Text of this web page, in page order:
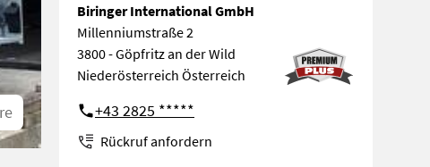
Biringer International GmbH
Millenniumstraße 2
3800 - Göpfritz an der Wild
Niederösterreich Österreich
+43 2825 *****
Rückruf anfordern